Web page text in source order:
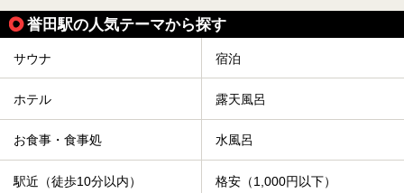
誉田駅の人気テーマから探す
サウナ 宿泊
ホテル 露天風呂
お食事・食事処 水風呂
駅近（徒歩10分以内） 格安（1,000円以下）